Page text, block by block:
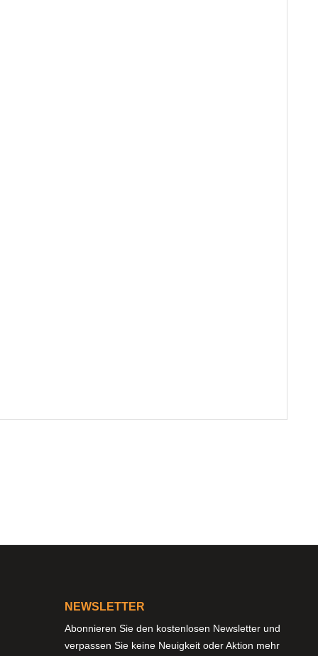
NEWSLETTER
Abonnieren Sie den kostenlosen Newsletter und
verpassen Sie keine Neuigkeit oder Aktion mehr